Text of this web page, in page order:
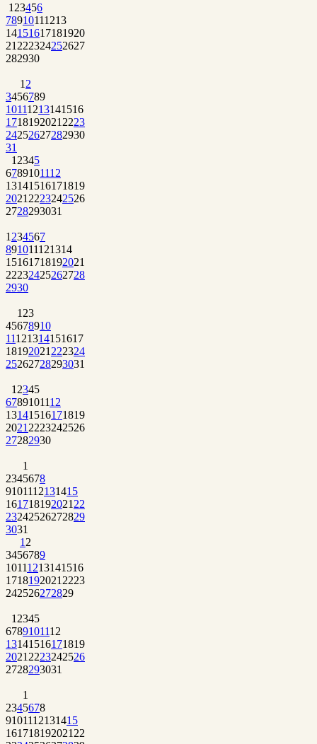
1 23456
78910111213
14151617181920
21 222324252627
282930
1 2
3456789
10111213141516
1718192021 2223
24252627282930
31
1 2345
6789101112
13141516171819
2021 2223242526
2728293031
1 234567
891011121314
15161718192021
22232425262728
2930
1 23
45678910
11121314151617
18192021 222324
25262728293031
1 2345
6789101112
13141516171819
2021 2223242526
27282930
1
2345678
9101112131415
161718192021 22
23242526272829
3031
1 2
3456789
10111213141516
1718192021 2223
242526272829
1 2345
6789101112
13141516171819
2021 2223242526
2728293031
1
2345678
9101112131415
161718192021 22